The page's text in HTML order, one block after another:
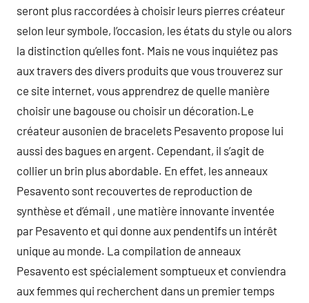
seront plus raccordées à choisir leurs pierres créateur
selon leur symbole, l’occasion, les états du style ou alors
la distinction qu’elles font. Mais ne vous inquiétez pas
aux travers des divers produits que vous trouverez sur
ce site internet, vous apprendrez de quelle manière
choisir une bagouse ou choisir un décoration.Le
créateur ausonien de bracelets Pesavento propose lui
aussi des bagues en argent. Cependant, il s’agit de
collier un brin plus abordable. En effet, les anneaux
Pesavento sont recouvertes de reproduction de
synthèse et d’émail , une matière innovante inventée
par Pesavento et qui donne aux pendentifs un intérêt
unique au monde. La compilation de anneaux
Pesavento est spécialement somptueux et conviendra
aux femmes qui recherchent dans un premier temps